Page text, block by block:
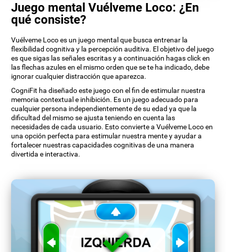
Juego mental Vuélveme Loco: ¿En
qué consiste?
Vuélveme Loco es un juego mental que busca entrenar la
flexibilidad cognitiva y la percepción auditiva. El objetivo del juego
es que sigas las señales escritas y a continuación hagas click en
las flechas azules en el mismo orden que se te ha indicado, debe
ignorar cualquier distracción que aparezca.
CogniFit ha diseñado este juego con el fin de estimular nuestra
memoria contextual e inhibición. Es un juego adecuado para
cualquier persona independientemente de su edad ya que la
dificultad del mismo se ajusta teniendo en cuenta las
necesidades de cada usuario. Esto convierte a Vuélveme Loco en
una opción perfecta para estimular nuestra mente y ayudar a
fortalecer nuestras capacidades cognitivas de una manera
divertida e interactiva.